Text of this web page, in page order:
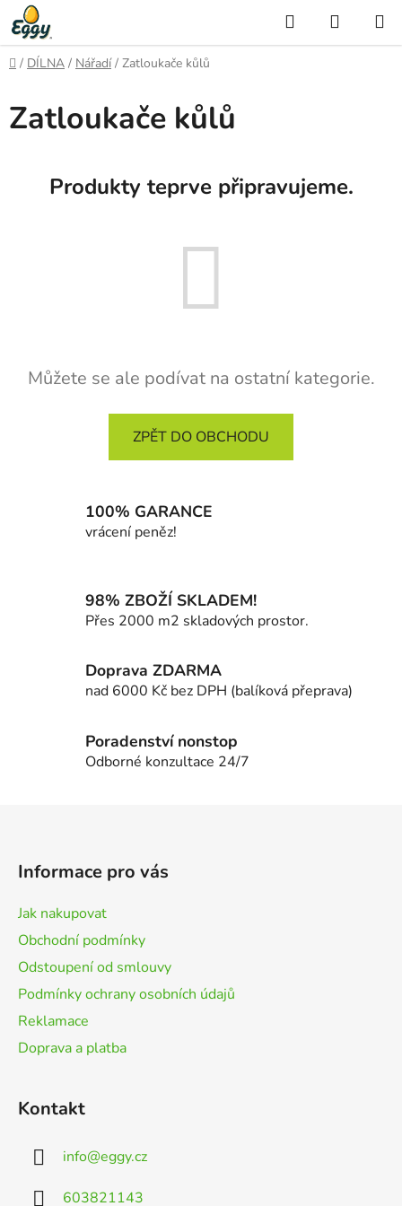
Přejít
na
obsah
Hledat
KOŠÍK
Domů
/ DÍLNA / Nářadí / Zatloukače kůlů
Zatloukače kůlů
Produkty teprve připravujeme.
Můžete se ale podívat na ostatní kategorie.
ZPĚT DO OBCHODU
100% GARANCE
vrácení peněz!
98% ZBOŽÍ SKLADEM!
Přes 2000 m2 skladových prostor.
Doprava ZDARMA
nad 6000 Kč bez DPH (balíková přeprava)
Poradenství nonstop
Odborné konzultace 24/7
Informace pro vás
Jak nakupovat
Obchodní podmínky
Odstoupení od smlouvy
Podmínky ochrany osobních údajů
Reklamace
Doprava a platba
Kontakt
info@eggy.cz
603821143